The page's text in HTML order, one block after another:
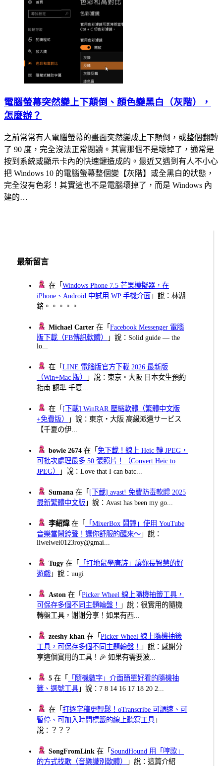
電腦螢幕突然變上下顛倒、顏色變黑白（灰階），
怎麼辦？
之前常常有人電腦螢幕的畫面突然變成上下顛倒，或整個翻轉
了 90 度，完全沒法正常閱讀。其實那個不是壞掉了，通常是
按到系統或顯示卡內的快速鍵造成的。最近又遇到有人不小心
把 Windows 10 的電腦螢幕整個變【灰階】或全黑白的狀態，
完全沒有色彩！其實這也不是電腦壞掉了，而是 Windows 內
建的…
最新留言
在「Windows Phone 7.5 芒果模擬器，在
iPhone、Android 中試用 WP 手機介面 」說：林湖
銘。。。。。
Michael Carter 在「Facebook Messenger 電腦
版下載（FB傳訊軟體）
」說：Solid guide — the
lo...
在「LINE 電腦版官方下載 2026 最新版
（Win+Mac 版）
」說：東京・大阪 日本女生預約
指南 認準 千夏...
在「 [下載] WinRAR 壓縮軟體（繁體中文版
+免費版）
」說：東京・大阪 高級派遣サービス
【千夏の伊...
bowie 2674 在「免下載！線上 Heic 轉 JPEG，
可批次處理最多 50 張照片！（Convert Heic to
JPEG）
」說：Love that I can batc...
Sumana 在「 [下載] avast! 免費防毒軟體 2025
最新繁體中文版 」說：Avast has been my go...
李紹煒在「
「MixerBox 鬧鐘」使用 YouTube
音樂當鬧鈴聲！讓你舒服的醒來～ 」說：
liweiwei0123roy@gmai...
Tugy 在「
「打地鼠學唐詩」讓你長智慧的好
遊戲 」說：uugi
Aston 在「Picker Wheel 線上隨機抽籤工具，
可保存多個不同主題輪盤！
」說：很實用的隨機
轉盤工具，謝謝分享！如果有西...
zeeshy khan 在「Picker Wheel 線上隨機抽籤
工具，可保存多個不同主題輪盤！
」說：感謝分
享這個實用的工具！🎉 如果有需要波...
5 在「
「隨機數字」介面簡單好看的隨機抽
籤、選號工具 」說：7 8 14 16 17 18 20 2...
在「打逐字稿更輕鬆！oTranscribe 可調速、可
暫停、可加入時間標籤的線上聽寫工具 」
說：？？？
SongFromLink 在「 SoundHound 用「哼歌」
的方式找歌（音樂識別軟體）
」說：這篇介紹